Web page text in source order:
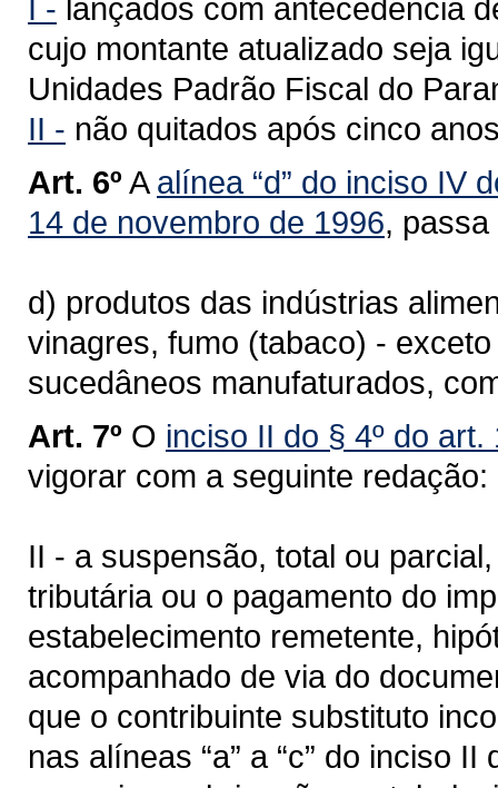
I - lançados com antecedência
cujo montante atualizado seja
Unidades Padrão Fiscal do
II - não quitados após cinco
Art. 6º A alínea “d” do inciso IV
14 de novembro de 1996,
d) produtos das indústrias
vinagres, fumo (tabaco) -
sucedâneos manufaturados,
Art. 7º O inciso II do § 4º do
vigorar com a seguinte redação:
II - a suspensão, total ou
tributária ou o pagamento do
estabelecimento remetente,
acompanhado de via do
que o contribuinte substituto
nas alíneas “a” a “c” do inciso